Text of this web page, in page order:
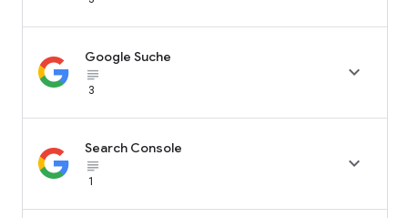
Google Suche
subject_black
3

Search Console
subject_black
1
